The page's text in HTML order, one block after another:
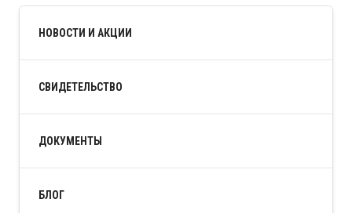
НОВОСТИ И АКЦИИ
СВИДЕТЕЛЬСТВО
ДОКУМЕНТЫ
БЛОГ